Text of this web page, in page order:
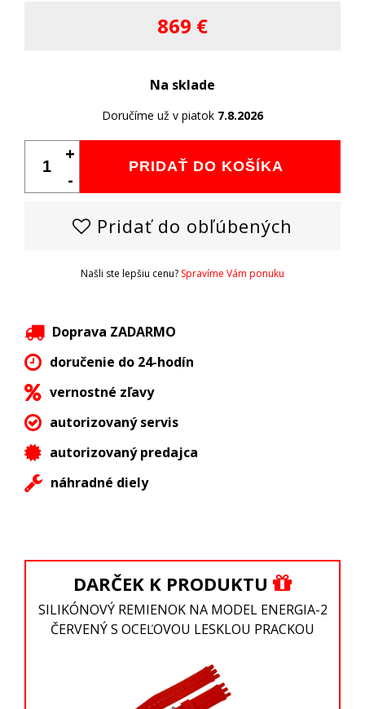
869 €
Na sklade
Doručíme už v piatok 7.8.2026
PRIDAŤ DO KOŠÍKA
+
-
Pridať do obľúbených
Našli ste lepšiu cenu? Spravíme Vám ponuku
Doprava ZADARMO
doručenie do 24-hodín
vernostné zľavy
autorizovaný servis
autorizovaný predajca
náhradné diely
DARČEK K PRODUKTU
SILIKÓNOVÝ REMIENOK NA MODEL ENERGIA-2
ČERVENÝ S OCEĽOVOU LESKLOU PRACKOU